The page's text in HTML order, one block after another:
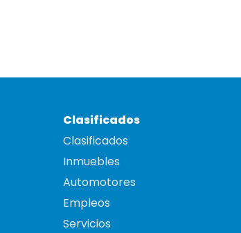
Clasificados
Clasificados
Inmuebles
Automotores
Empleos
Servicios